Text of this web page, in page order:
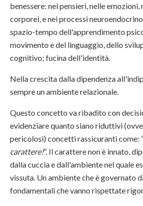
benessere: nei pensieri, nelle
corporei, e nei processi
spazio-tempo dell'apprendimento
movimento e del linguaggio, dello
cognitivo; fucina dell'identità.
Nella crescita dalla dipendenza
sempre un ambiente relazionale.
Questo concetto va ribadito con
evidenziare quanto siano riduttivi
pericolosi) concetti rassicuranti come:
carattere!”. Il carattere non è innato,
dalla cuccia e dall'ambiente nel quale
vissuta. Un ambiente che è governato
fondamentali che vanno rispettate